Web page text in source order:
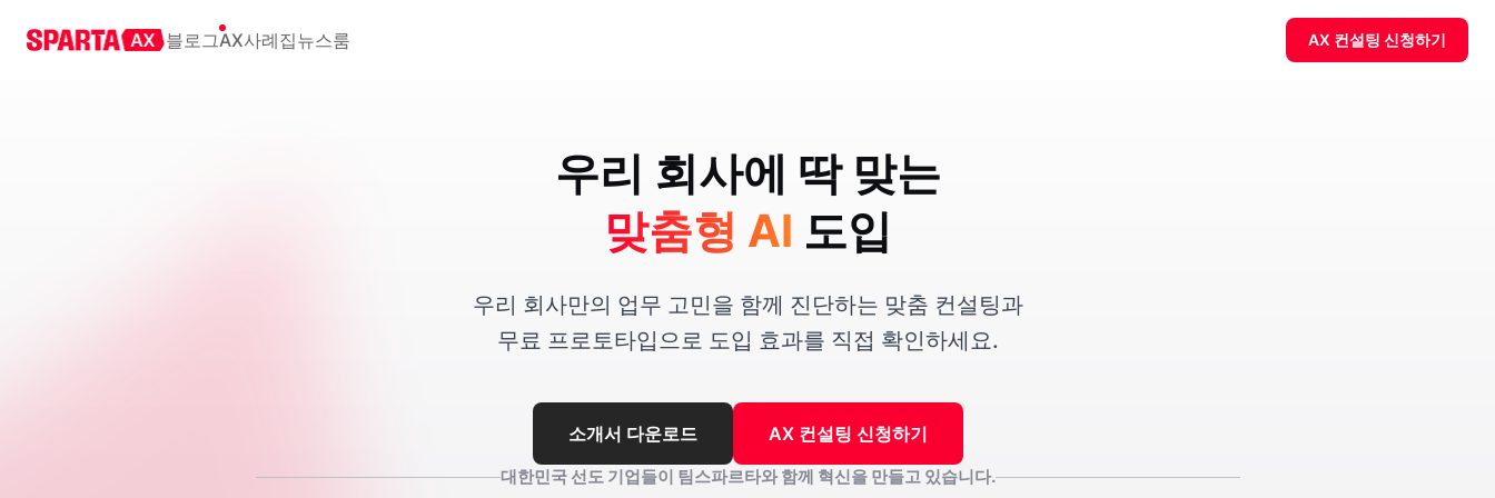
블로그AX사례집뉴스룸 AX 컨설팅 신청하기
우리 회사에 딱 맞는
맞춤형 AI 도입
우리 회사만의 업무 고민을 함께 진단하는 맞춤 컨설팅과
무료 프로토타입으로 도입 효과를 직접 확인하세요.
소개서 다운로드 AX 컨설팅 신청하기
대한민국 선도 기업들이 팀스파르타와 함께 혁신을 만들고 있습니다.